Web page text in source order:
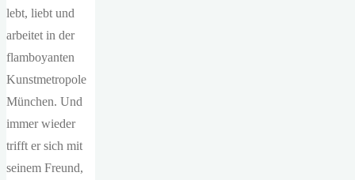
lebt, liebt und
arbeitet in der
flamboyanten
Kunstmetropole
München. Und
immer wieder
trifft er sich mit
seinem Freund,